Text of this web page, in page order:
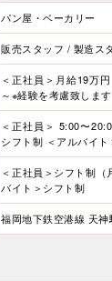
パン屋・ベーカリー
販売スタッフ / 製造ス
＜正社員＞月給19万
～※経験を考慮致します
＜正社員＞ 5:00〜
シフト制 ＜アルバイ
＜正社員＞シフト制
バイト＞シフト制
福岡地下鉄空港線 天神